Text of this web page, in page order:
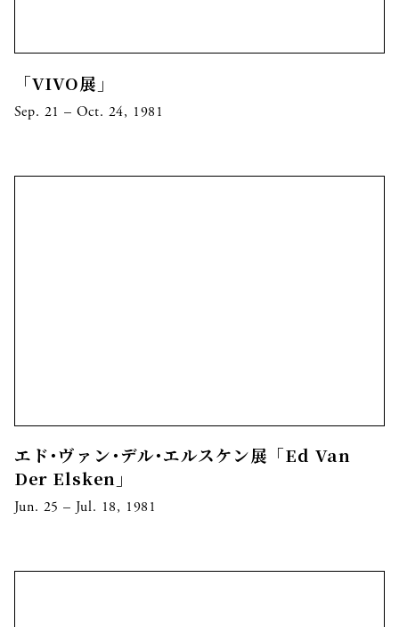
「VIVO展」
Sep. 21 – Oct. 24, 1981
エド･ヴァン･デル･エルスケン展「Ed Van
Der Elsken」
Jun. 25 – Jul. 18, 1981